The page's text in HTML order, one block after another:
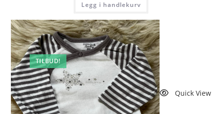
Legg i handlekurv
TILBUD!
Quick View